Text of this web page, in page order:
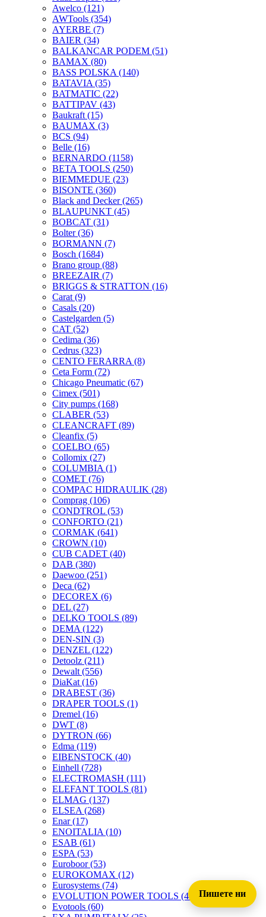
Awelco (121)
AWTools (354)
AYERBE (7)
BAIER (34)
BALKANCAR PODEM (51)
BAMAX (80)
BASS POLSKA (140)
BATAVIA (35)
BATMATIC (22)
BATTIPAV (43)
Baukraft (15)
BAUMAX (3)
BCS (94)
Belle (16)
BERNARDO (1158)
BETA TOOLS (250)
BIEMMEDUE (23)
BISONTE (360)
Black and Decker(265)
BLAUPUNKT (45)
BOBCAT (31)
Bolter(36)
BORMANN (7)
Bosch (1684)
Brano group (88)
BREEZAIR (7)
BRIGGS & STRATTON (16)
Carat (9)
Casals (20)
Castelgarden (5)
CAT (52)
Cedima (36)
Cedrus (323)
CENTO FERARRA (8)
Ceta Form (72)
Chicago Pneumatic (67)
Cimex (501)
City pumps (168)
CLABER (53)
CLEANCRAFT (89)
Cleanfix (5)
COELBO (65)
Collomix (27)
COLUMBIA (1)
COMET (76)
COMPAC HIDRAULIK (28)
Comprag (106)
CONDTROL (53)
CONFORTO (21)
CORMAK (641)
CROWN (10)
CUB CADET (40)
DAB (380)
Daewoo (251)
Deca (62)
DECOREX (6)
DEL (27)
DELKO TOOLS (89)
DEMA (122)
DEN-SIN (3)
DENZEL (122)
Detoolz (211)
Dewalt (556)
DiaKat (16)
DRABEST (36)
DRAPER TOOLS (1)
Dremel (16)
DWT (8)
DYTRON (66)
Edma (119)
EIBENSTOCK (40)
Einhell (728)
ELECTROMASH (111)
ELEFANT TOOLS (81)
ELMAG (137)
ELSEA (268)
Enar(17)
ENOITALIA (10)
ESAB (61)
ESPA (53)
Euroboor(53)
EUROKOMAX (12)
Eurosystems (74)
EVOLUTION POWER TOOLS (45)
Evotools (60)
Пишете ни